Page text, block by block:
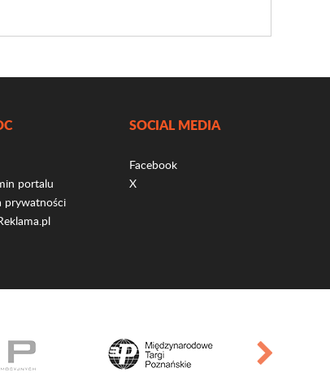
portalu
prywatności
SOCIAL MEDIA
Facebook
X